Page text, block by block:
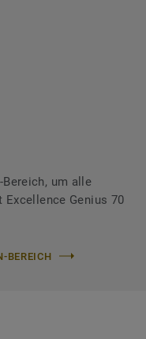
um alle
Genius 70
BEREICH